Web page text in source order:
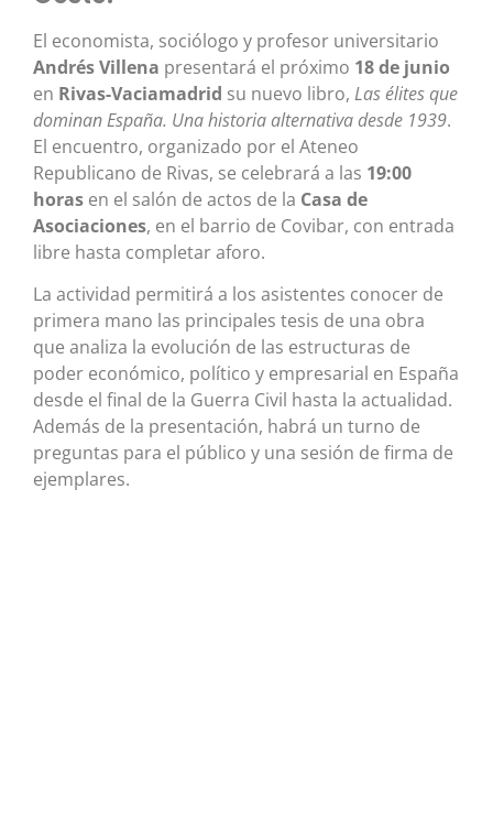
El economista, sociólogo y profesor universitario
Andrés Villena presentará el próximo 18 de junio
en Rivas-Vaciamadrid su nuevo libro, Las élites que
dominan España. Una historia alternativa desde 1939.
El encuentro, organizado por el Ateneo
Republicano de Rivas, se celebrará a las 19:00
horas en el salón de actos de la Casa de
Asociaciones, en el barrio de Covibar, con entrada
libre hasta completar aforo.
La actividad permitirá a los asistentes conocer de
primera mano las principales tesis de una obra
que analiza la evolución de las estructuras de
poder económico, político y empresarial en España
desde el final de la Guerra Civil hasta la actualidad.
Además de la presentación, habrá un turno de
preguntas para el público y una sesión de firma de
ejemplares.